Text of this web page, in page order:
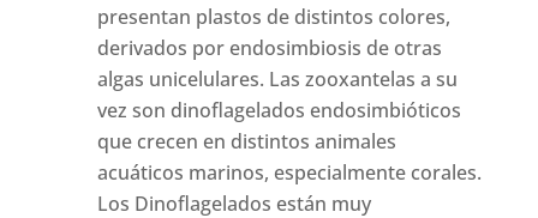
presentan plastos de distintos colores,
derivados por endosimbiosis de otras
algas unicelulares. Las zooxantelas a su
vez son dinoflagelados endosimbióticos
que crecen en distintos animales
acuáticos marinos, especialmente corales.
Los Dinoflagelados están muy